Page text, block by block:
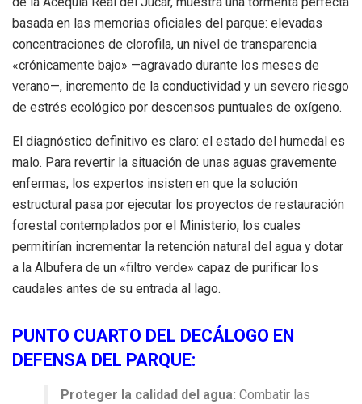
basada en las memorias oficiales del parque: elevadas
concentraciones de clorofila, un nivel de transparencia
«crónicamente bajo» —agravado durante los meses de
verano—, incremento de la conductividad y un severo riesgo
de estrés ecológico por descensos puntuales de oxígeno.
El diagnóstico definitivo es claro: el estado del humedal es
malo. Para revertir la situación de unas aguas gravemente
enfermas, los expertos insisten en que la solución
estructural pasa por ejecutar los proyectos de restauración
forestal contemplados por el Ministerio, los cuales
permitirían incrementar la retención natural del agua y dotar
a la Albufera de un «filtro verde» capaz de purificar los
caudales antes de su entrada al lago.
PUNTO CUARTO DEL DECÁLOGO EN
DEFENSA DEL PARQUE:
Proteger la calidad del agua: Combatir las